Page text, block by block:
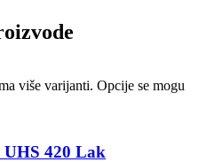
više varijanti. Opcije se mogu
UHS 420 Lak